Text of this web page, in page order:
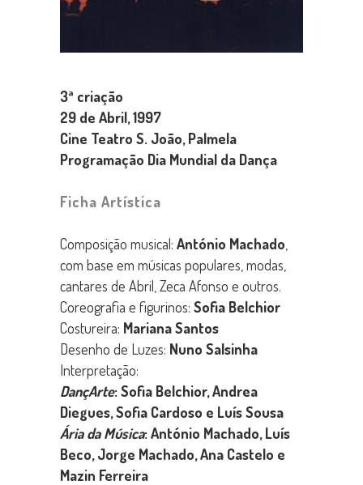
3ª criação
29 de Abril, 1997
Cine Teatro S. João, Palmela
Programação Dia Mundial da Dança
Ficha Artística
Composição musical: António Machado
com base em músicas populares, modas,
cantares de Abril, Zeca Afonso e outros.
Coreografia e figurinos: Sofia Belchior
Costureira: Mariana Santos
Desenho de Luzes: Nuno Salsinha
Interpretação:
DançArte: Sofia Belchior, Andrea
Diegues, Sofia Cardoso e Luís Sousa
Ária da Música: António Machado, Luís
Beco, Jorge Machado, Ana Castelo e
Mazin Ferreira